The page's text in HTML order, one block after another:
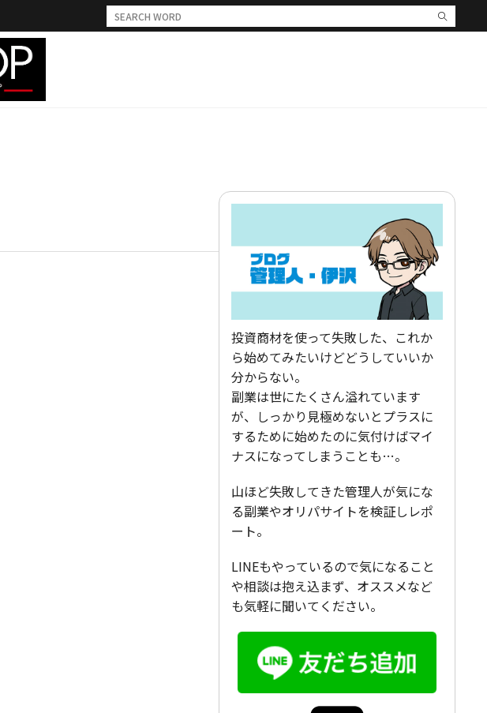
投資商材を使って失敗した、これか
ら始めてみたいけどどうしていいか
分からない。
副業は世にたくさん溢れています
が、しっかり見極めないとプラスに
するために始めたのに気付けばマイ
ナスになってしまうことも…。
山ほど失敗してきた管理人が気にな
る副業やオリパサイトを検証しレポ
ート。
LINEもやっているので気になること
や相談は抱え込まず、オススメなど
も気軽に聞いてください。